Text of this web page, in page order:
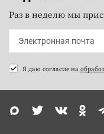
Раз в неделю мы
Я даю согласие на